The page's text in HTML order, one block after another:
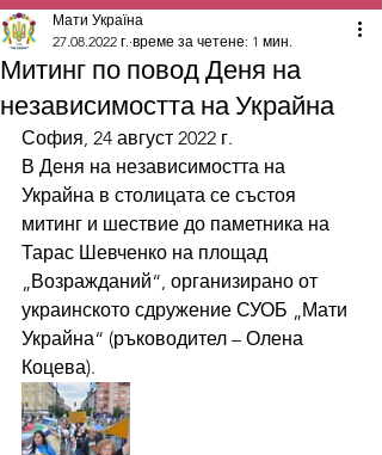
Митинг по повод Деня на
независимостта на Украйна
Мати Україна
27.08.2022 г. време за четене: 1 мин.
София, 24 август 2022 г.
В Деня на независимостта на
Украйна в столицата се състоя
митинг и шествие до паметника на
Тарас Шевченко на площад
„Возражданий“, организирано от
украинското сдружение СУОБ „Мати
Украйна“ (ръководител – Олена
Коцева).